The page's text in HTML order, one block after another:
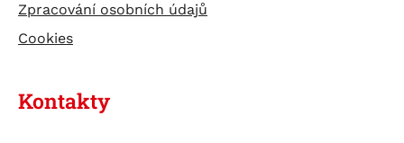
Zpracování osobních údajů
Cookies
Kontakty